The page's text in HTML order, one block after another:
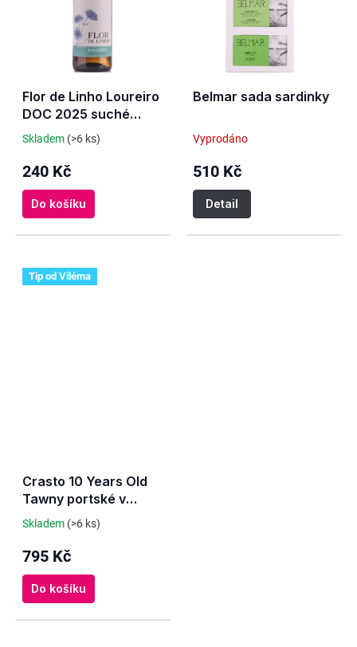
Flor de Linho Loureiro
DOC 2025 suché
Vinho Verde
Skladem (>6 ks)
240 Kč
Do košíku
Belmar sada sardinky
Vyprodáno
510 Kč
Detail
Tip od Viléma
Crasto 10 Years Old
Tawny portské v
tubusu
Skladem (>6 ks)
795 Kč
Do košíku